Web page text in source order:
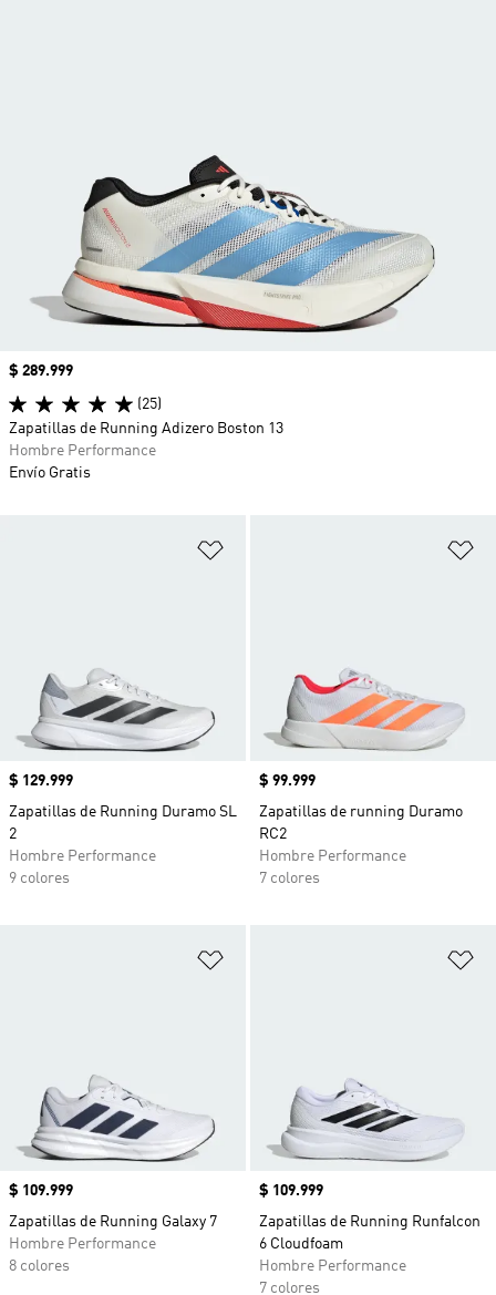
Precio
$ 129.999
Zapatillas de Running Duramo SL
2
Hombre Performance
9 colores
Precio
$ 99.999
Zapatillas de running Duramo
RC2
Hombre Performance
7 colores
Precio
$ 109.999
Zapatillas de Running Galaxy 7
Hombre Performance
8 colores
Precio
$ 109.999
Zapatillas de Running Runfalcon
6 Cloudfoam
Hombre Performance
7 colores
Precio
$ 289.999
(25)
Zapatillas de Running Adizero Boston 13
Hombre Performance
Envío Gratis